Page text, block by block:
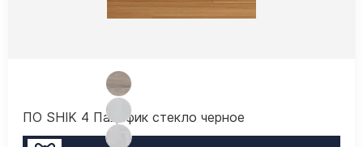
ПО SHIK 4 Пацифик стекло черное